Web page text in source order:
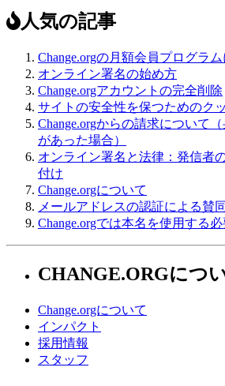
人気の記事
Change.orgの月額会員プログラ
オンライン署名の始め方
Change.orgアカウントの完全削除
サイトの安全性を保つためのク
Change.orgからの請求について
があった場合）
オンライン署名と法律：発信者
付け
Change.orgについて
メールアドレスの認証による賛
Change.orgでは本名を使用する
CHANGE.ORGにつ
Change.orgについて
インパクト
採用情報
スタッフ